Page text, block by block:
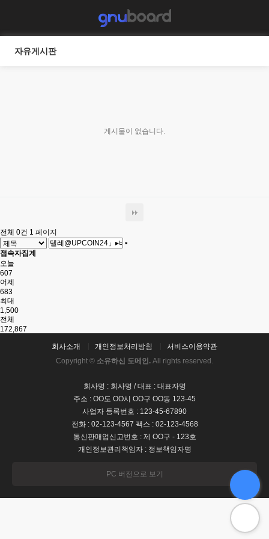
자유게시판
게시물이 없습니다.
전체 0건 1 페이지
접속자집계
오늘
607
어제
683
최대
1,500
전체
172,867
회사소개 개인정보처리방침
서비스이용약관
Copyright © 소유하신 도메인. All rights reserved.
회사명 : 회사명 / 대표 : 대표자명
주소 : OO도 OO시 OO구 OO동 123-45
사업자 등록번호 : 123-45-67890
전화 : 02-123-4567 팩스 : 02-123-4568
통신판매업신고번호 : 제 OO구 - 123호
개인정보관리책임자 : 정보책임자명
PC 버전으로 보기